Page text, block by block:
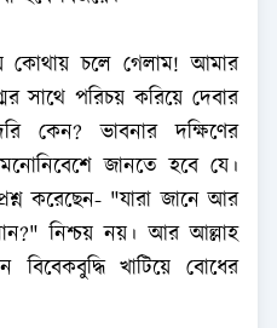
চলে গেলাম! আমার
সাথে পরিচয় করিয়ে দেবার
ভাবনার দক্ষিণের
জানতে হবে যে।
করেছেন- "যারা জানে আর
নিশ্চয় নয়। আর আল্লাহ
বিবেকবুদ্ধি খাটিয়ে বোধের